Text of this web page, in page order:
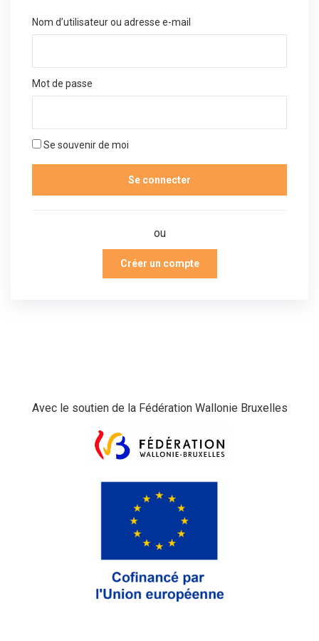
Nom d’utilisateur ou adresse e-mail
Mot de passe
Se souvenir de moi
ou
Créer un compte
Avec le soutien de la Fédération Wallonie Bruxelles